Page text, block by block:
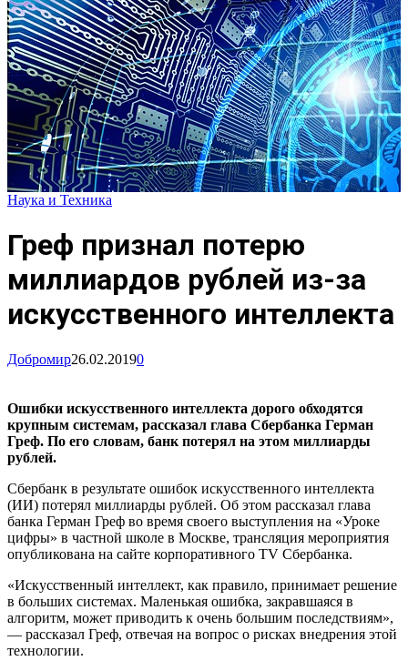
Наука и Техника
Греф признал потерю
миллиардов рублей из-за
искусственного интеллекта
Добромир26.02.20190
Ошибки искусственного интеллекта дорого обходятся
крупным системам, рассказал глава Сбербанка Герман
Греф. По его словам, банк потерял на этом миллиарды
рублей.
Сбербанк в результате ошибок искусственного интеллекта
(ИИ) потерял миллиарды рублей. Об этом рассказал глава
банка Герман Греф во время своего выступления на «Уроке
цифры» в частной школе в Москве, трансляция мероприятия
опубликована на сайте корпоративного TV Сбербанка.
«Искусственный интеллект, как правило, принимает решение
в больших системах. Маленькая ошибка, закравшаяся в
алгоритм, может приводить к очень большим последствиям»,
— рассказал Греф, отвечая на вопрос о рисках внедрения этой
технологии.